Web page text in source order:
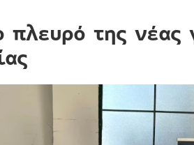
της νέας